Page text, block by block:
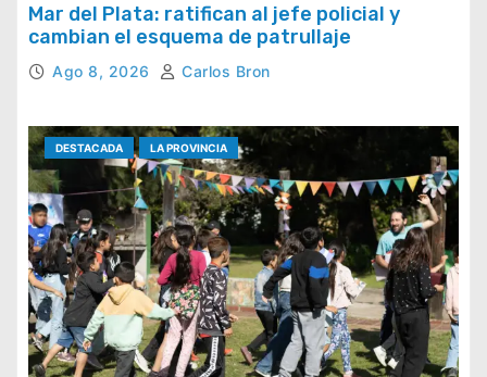
Mar del Plata: ratifican al jefe policial y
cambian el esquema de patrullaje
Ago 8, 2026 Carlos Bron
DESTACADA LA PROVINCIA